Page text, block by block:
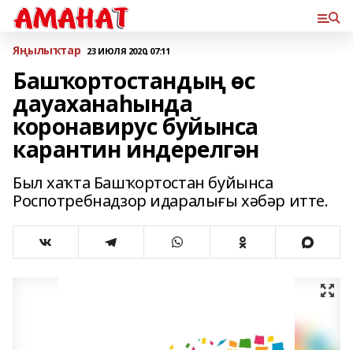
Яңылыҡтар 23 ИЮЛЯ 2020, 07:11
Башҡортостандың өс
дауаханаһында
коронавирус буйынса
карантин индерелгән
Был хаҡта Башҡортостан буйынса
Роспотребнадзор идаралығы хәбәр итте.